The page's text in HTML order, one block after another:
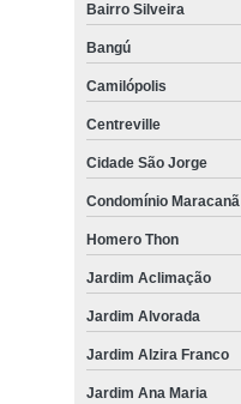
Bairro Silveira
Bangú
Camilópolis
Centreville
Cidade São Jorge
Condomínio Maracanã
Homero Thon
Jardim Aclimação
Jardim Alvorada
Jardim Alzira Franco
Jardim Ana Maria